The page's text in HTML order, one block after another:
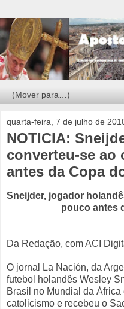
quarta-feira, 7 de julho de
NOTICIA:
converteu-se
antes da Copa
Sneijder, jogador
pouco antes
Da Redação, com ACI
O jornal La Nación, da
futebol holandês Wesley
Brasil no Mundial da
catolicismo e recebeu o